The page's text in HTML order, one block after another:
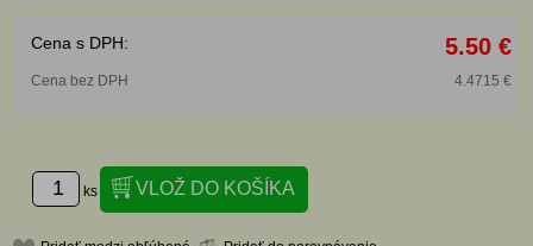
Cena s DPH: 5.50 €
Cena bez DPH 4.4715 €
ks